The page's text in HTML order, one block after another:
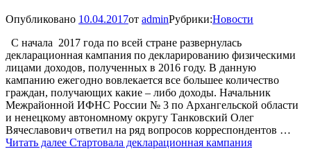
Опубликовано 10.04.2017от adminРубрики:Новости
С начала 2017 года по всей стране развернулась
декларационная кампания по декларированию физическими
лицами доходов, полученных в 2016 году. В данную
кампанию ежегодно вовлекается все большее количество
граждан, получающих какие – либо доходы. Начальник
Межрайонной ИФНС России № 3 по Архангельской области
и ненецкому автономному округу Танковский Олег
Вячеславович ответил на ряд вопросов корреспондентов …
Читать далее Стартовала декларационная кампания